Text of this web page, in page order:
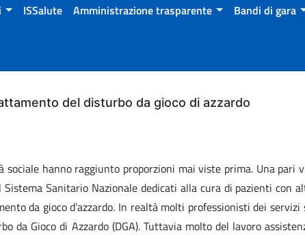
ISSalute Amministrazione trasparente Bandi di gara
del disturbo da gioco di azzardo
hanno raggiunto proporzioni mai viste prima. Una pari
Sanitario Nazionale dedicati alla cura di pazienti con
da gioco d’azzardo. In realtà molti professionisti dei
da Gioco di Azzardo (DGA). Tuttavia molto del lavoro